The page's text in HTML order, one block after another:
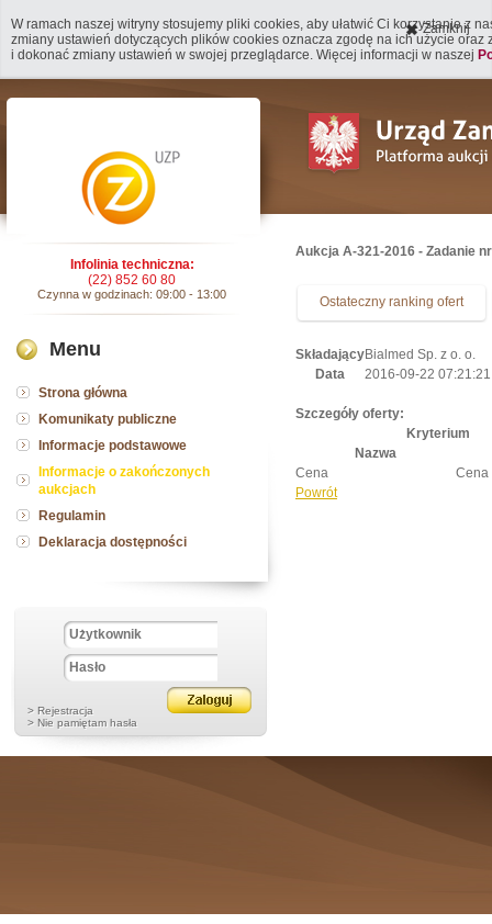
W ramach naszej witryny stosujemy pliki cookies, aby ułatwić Ci korzystanie z
zmiany ustawień dotyczących plików cookies oznacza zgodę na ich użycie
i dokonać zmiany ustawień w swojej przeglądarce. Więcej informacji w naszej
Zamknij
Aukcja A-321-2016 - Zadanie
Ostateczny ranking ofert
SkładającyBialmed Sp. z o. o.
Data
2016-09-22 07:21:21
Szczegóły oferty:
Kryterium
Nazwa
Cena
Cena
Powrót
Infolinia techniczna:
(22) 852 60 80
Czynna w godzinach: 09:00 - 13:00
Menu
Strona główna
Komunikaty publiczne
Informacje podstawowe
Informacje o zakończonych
aukcjach
Regulamin
Deklaracja dostępności
> Rejestracja
> Nie pamiętam hasła